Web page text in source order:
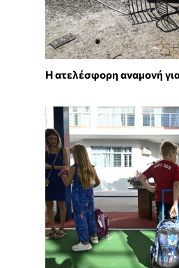
Η ατελέσφορη αναμονή